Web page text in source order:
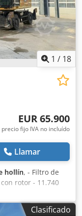
1 / 18
EUR 65.900
precio fijo IVA no incluído
Llamar
hollín, - Filtro de
rotor - 11.740
Dodsy
Clasificado